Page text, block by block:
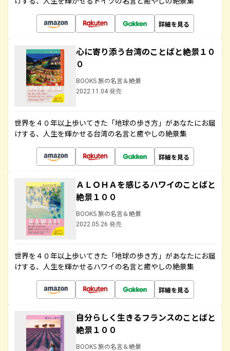
詳細を見る
心に寄り添う台湾のことばと絶景１０
０
BOOKS 旅の名言＆絶景
2022.11.04 発売
世界を４０年以上歩いてきた「地球の歩き方」があなたにお届
けする、人生を輝かせる台湾の名言と癒やしの絶景集
詳細を見る
ＡＬＯＨＡを感じるハワイのことばと
絶景１００
BOOKS 旅の名言＆絶景
2022.05.26 発売
世界を４０年以上歩いてきた「地球の歩き方」があなたにお届
けする、人生を輝かせるハワイの名言と癒やしの絶景集
詳細を見る
自分らしく生きるフランスのことばと
絶景１００
BOOKS 旅の名言＆絶景